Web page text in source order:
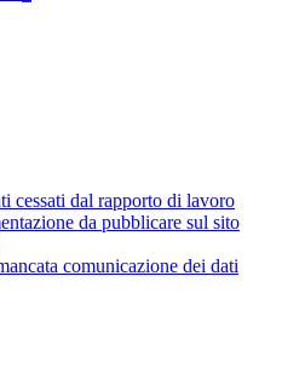
cessati dal rapporto di lavoro
da pubblicare sul sito
comunicazione dei dati